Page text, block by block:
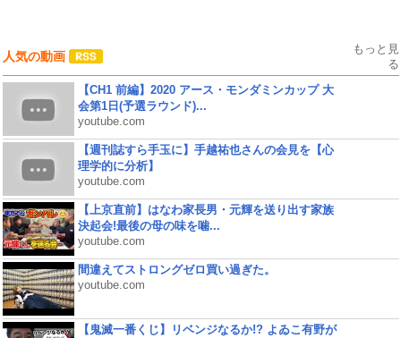
人気の動画
もっと見
る
【CH1 前編】2020 アース・モンダミンカップ 大
会第1日(予選ラウンド)...
youtube.com
【週刊誌すら手玉に】手越祐也さんの会見を【心
理学的に分析】
youtube.com
【上京直前】はなわ家長男・元輝を送り出す家族
決起会!最後の母の味を噛...
youtube.com
間違えてストロングゼロ買い過ぎた。
youtube.com
【鬼滅一番くじ】リベンジなるか!? よゐこ有野が